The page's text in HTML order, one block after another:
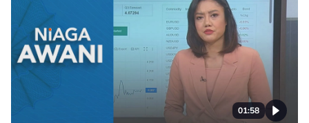
01:58